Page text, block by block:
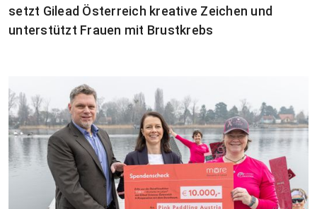
setzt Gilead Österreich kreative Zeichen und
unterstützt Frauen mit Brustkrebs